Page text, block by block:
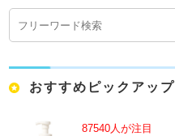
おすすめピックアップ
87540人が注目